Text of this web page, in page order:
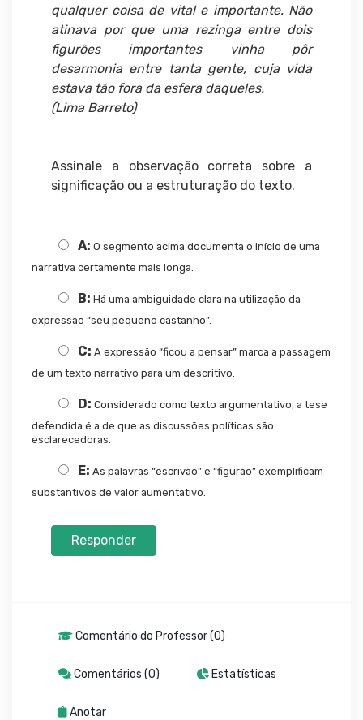
qualquer coisa de vital e importante. Não
atinava por que uma rezinga entre dois
figurões importantes vinha pôr
desarmonia entre tanta gente, cuja vida
estava tão fora da esfera daqueles.
(Lima Barreto)
Assinale a observação correta sobre a
significação ou a estruturação do texto.
A: O segmento acima documenta o início de uma
narrativa certamente mais longa.
B: Há uma ambiguidade clara na utilização da
expressão “seu pequeno castanho”.
C: A expressão “ficou a pensar” marca a passagem
de um texto narrativo para um descritivo.
D: Considerado como texto argumentativo, a tese
defendida é a de que as discussões políticas são
esclarecedoras.
E: As palavras “escrivão” e “figurão” exemplificam
substantivos de valor aumentativo.
Responder
Comentário do Professor (0)
Comentários (0) Estatísticas
Anotar